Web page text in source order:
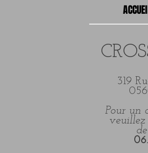
319
Pour un